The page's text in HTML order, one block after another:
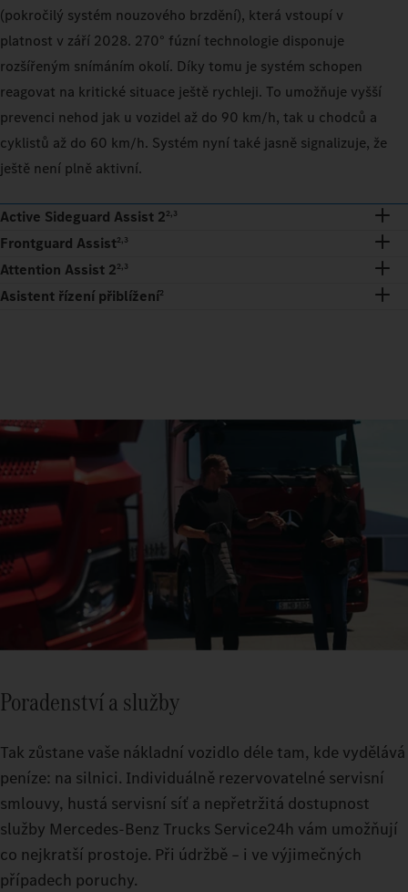
(pokročilý systém nouzového brzdění), která vstoupí v
platnost v září 2028. 270° fúzní technologie disponuje
rozšířeným snímáním okolí. Díky tomu je systém schopen
reagovat na kritické situace ještě rychleji. To umožňuje vyšší
prevenci nehod jak u vozidel až do 90 km/h, tak u chodců a
cyklistů až do 60 km/h. Systém nyní také jasně signalizuje, že
ještě není plně aktivní.
Active Sideguard Assist 22,3
Frontguard Assist2,3
Attention Assist 22,3
Asistent řízení přiblížení2
Poradenství a služby
Tak zůstane vaše nákladní vozidlo déle tam, kde vydělává
peníze: na silnici. Individuálně rezervovatelné servisní
smlouvy, hustá servisní síť a nepřetržitá dostupnost
služby Mercedes-Benz Trucks Service24h vám umožňují
co nejkratší prostoje. Při údržbě – i ve výjimečných
případech poruchy.